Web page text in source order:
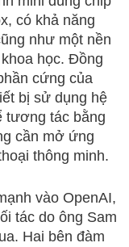
có khả năng
như một nền
học. Đồng
cứng của
bị sử dụng hệ
tương tác bằng
cần mở ứng
thông minh.
vào OpenAI,
tác do ông Sam
Hai bên đàm